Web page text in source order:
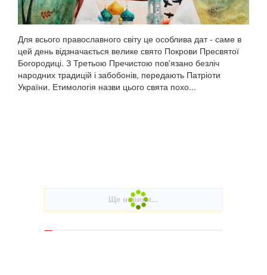
Для всього православного світу це особлива дат - саме в
цей день відзначається велике свято Покрови Пресвятої
Богородиці. З Третьою Пречистою пов'язано безліч
народних традицій і забобонів, передають Патріоти
України. Етимологія назви цього свята похо...